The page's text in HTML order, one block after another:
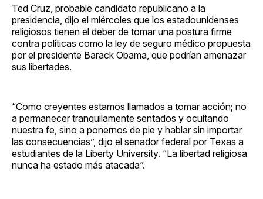
Ted Cruz, probable candidato republicano a la
presidencia, dijo el miércoles que los estadounidenses
religiosos tienen el deber de tomar una postura firme
contra políticas como la ley de seguro médico propuesta
por el presidente Barack Obama, que podrían amenazar
sus libertades.
“Como creyentes estamos llamados a tomar acción; no
a permanecer tranquilamente sentados y ocultando
nuestra fe, sino a ponernos de pie y hablar sin importar
las consecuencias”, dijo el senador federal por Texas a
estudiantes de la Liberty University. “La libertad religiosa
nunca ha estado más atacada”.